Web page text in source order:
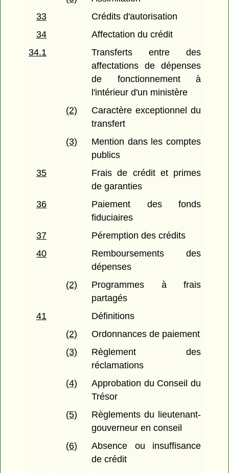
33
Crédits d'autorisation
34
Affectation du crédit
34.1
Transferts entre des
affectations de dépenses
de fonctionnement à
l'intérieur d'un ministère
(2)
Caractère exceptionnel du
transfert
(3)
Mention dans les comptes
publics
35
Frais de crédit et primes
de garanties
36
Paiement des fonds
fiduciaires
37
Péremption des crédits
40
Remboursements des
dépenses
(2)
Programmes à frais
partagés
41
Définitions
(2)
Ordonnances de paiement
(3)
Règlement des
réclamations
(4)
Approbation du Conseil du
Trésor
(5)
Règlements du lieutenant-
gouverneur en conseil
(6)
Absence ou insuffisance
de crédit